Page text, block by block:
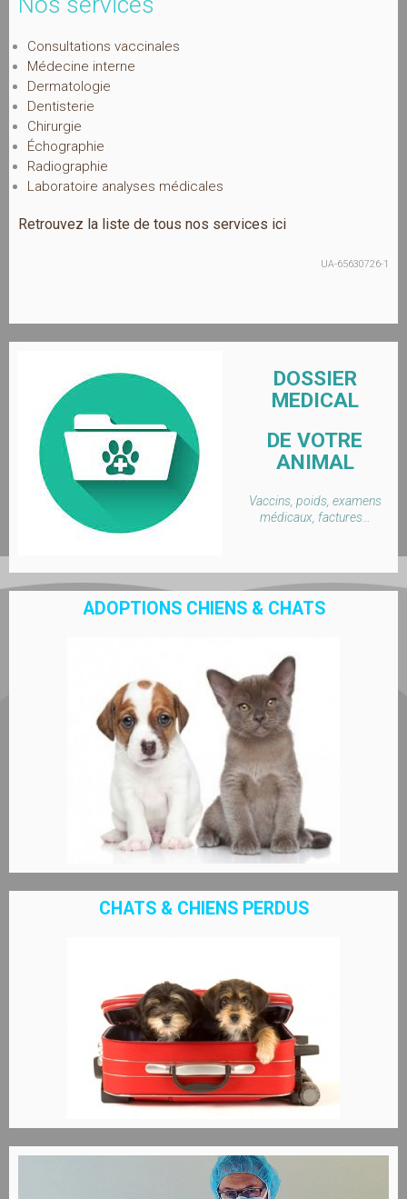
Consultations vaccinales
Médecine interne
Dermatologie
Dentisterie
Chirurgie
Échographie
Radiographie
Laboratoire analyses médicales
Retrouvez la liste de tous nos services ici
UA-65630726-1
DOSSIER
MEDICAL
DE VOTRE
ANIMAL
Vaccins, poids, examens
médicaux, factures…
ADOPTIONS CHIENS & CHATS
CHATS & CHIENS PERDUS